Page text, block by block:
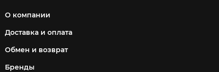
О компании
Доставка и оплата
Обмен и возврат
Бренды